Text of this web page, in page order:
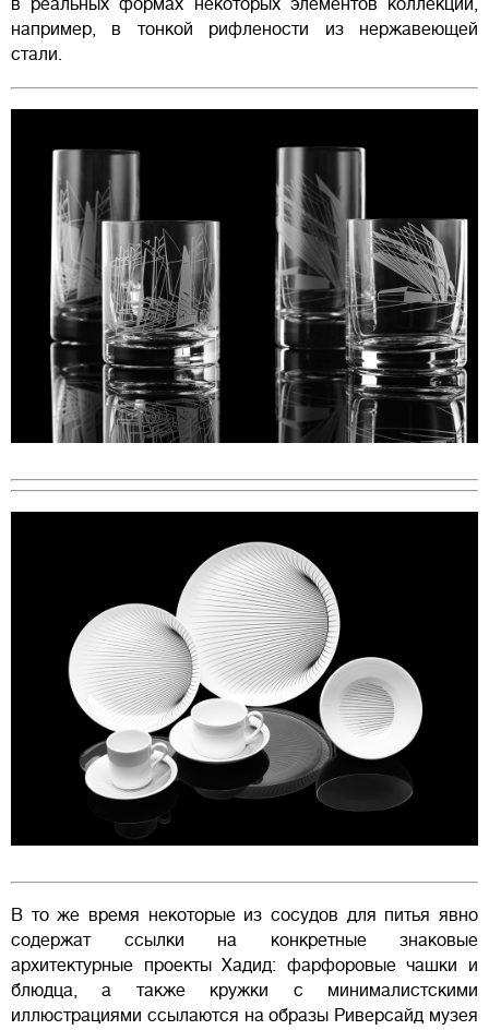
в реальных формах некоторых элементов коллекции,
например, в тонкой рифлености из нержавеющей
стали.
В то же время некоторые из сосудов для питья явно
содержат ссылки на конкретные знаковые
архитектурные проекты Хадид: фарфоровые чашки и
блюдца, а также кружки с минималистскими
иллюстрациями ссылаются на образы Риверсайд музея